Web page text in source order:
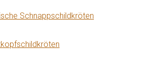
Schnappschildkröten